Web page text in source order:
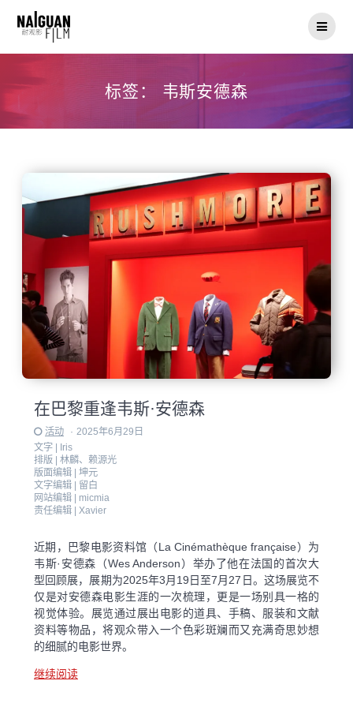
标签： 韦斯安德森
在巴黎重逢韦斯·安德森
活动 · 2025年6月29日
文字 |
Iris
排版 | 林麟、赖源光
版面编辑 | 坤元
文字编辑 | 留白
网站编辑 | micmia
责任编辑 | Xavier
近期，巴黎电影资料馆（La Cinémathèque française）为
韦斯·安德森（Wes Anderson）举办了他在法国的首次大
型回顾展，展期为2025年3月19日至7月27日。这场展览不
仅是对安德森电影生涯的一次梳理，更是一场别具一格的
视觉体验。展览通过展出电影的道具、手稿、服装和文献
资料等物品，将观众带入一个色彩斑斓而又充满奇思妙想
的细腻的电影世界。
继续阅读